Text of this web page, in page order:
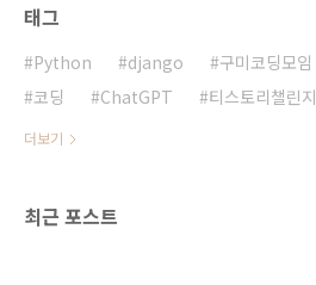
태그
Python django 구미코딩모임
코딩
ChatGPT 티스토리챌린지
더보기
최근 포스트